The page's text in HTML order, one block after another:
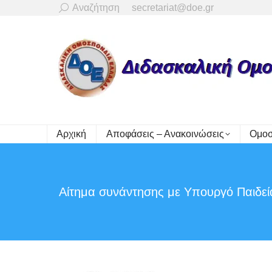
Search:
Αναζήτηση secretariat@doe.gr
Αρχική Αποφάσεις – Ανακοινώσεις
Αίτημα συνάντησης με Υπουργό